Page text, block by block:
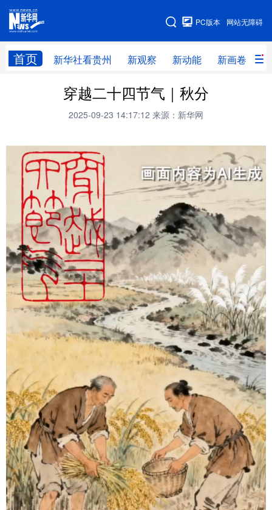
网站无障碍
PC版本
首页 新华社看贵州 新观察 新动能 新画卷
网站地图
新观察 新动能
贵州领导 人事
专题 访谈 直播 视频
畅游贵州 数字贵州 律动贵州 健康贵州
光影贵州 部门之窗 县区直达 企业速递
融媒联播 贵阳 遵义 安顺
六盘水 毕节 铜仁 黔东南
黔南 黔西南
地方频道
天津 河北 山西
上海 江苏
浙江 安徽 福建 江西
山东 河南 湖北 湖南
广东 广西 海南 重庆
四川 贵州 云南 西藏
陕西 甘肃 青海 宁夏
穿越二十四节气｜秋分
2025-09-23 14:17:12 来源：新华网